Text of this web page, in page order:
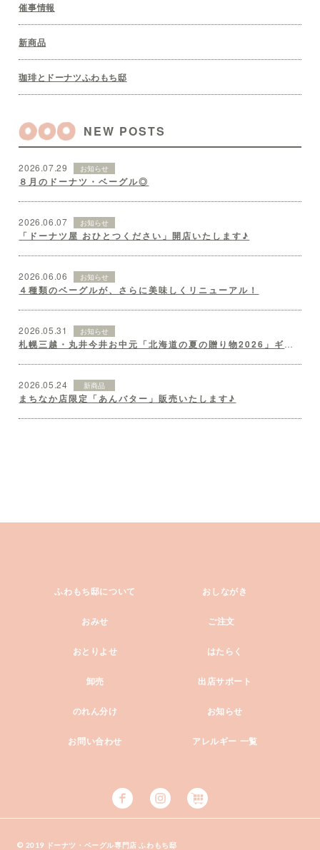
催事情報
新商品
珈琲とドーナツふわもち邸
NEW POSTS
2026.07.29 お知らせ
８月のドーナツ・ベーグル◎
2026.06.07 お知らせ
「ドーナツ屋 おひとつください」開店いたします♪
2026.06.06 お知らせ
４種類のベーグルが、さらに美味しくリニューアル！
2026.05.31 お知らせ
2026.05.24 新商品
まちなか店限定「あんバター」販売いたします♪
ふわもち邸について おしながき
おみせ ご注文
おとりよせ はたらく
卸売 出店サポート
のれん分け お知らせ
お問い合わせ アレルギー 一覧
© 2019 ドーナツ・ベーグル専門店 ふわもち邸